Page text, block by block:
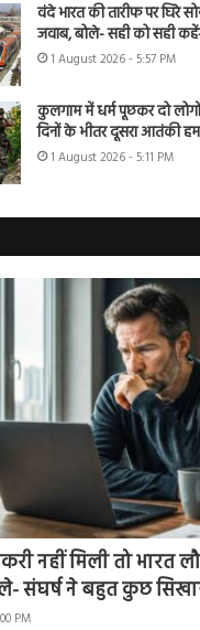
वंदे भारत की तारीफ पर घिरे
जवाब, बोले- सही को सही
1 August 2026 - 5:57 PM
कुलगाम में धर्म पूछकर दो
दिनों के भीतर दूसरा आतंकी
1 August 2026 - 5:11 PM
नहीं मिली तो भारत
संघर्ष ने बहुत कुछ
PM